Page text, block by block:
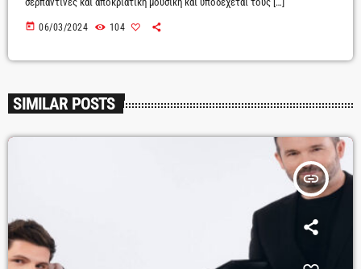
today 06/03/2024 104
SIMILAR POSTS
insert_link